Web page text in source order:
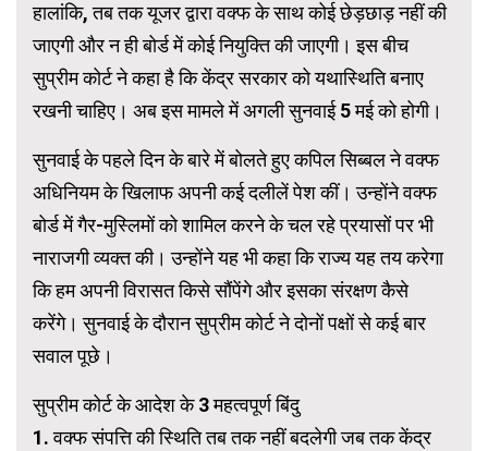
हालांकि, तब तक यूजर द्वारा वक्फ के साथ कोई छेड़छाड़ नहीं की
जाएगी और न ही बोर्ड में कोई नियुक्ति की जाएगी। इस बीच
सुप्रीम कोर्ट ने कहा है कि केंद्र सरकार को यथास्थिति बनाए
रखनी चाहिए। अब इस मामले में अगली सुनवाई 5 मई को होगी।
सुनवाई के पहले दिन के बारे में बोलते हुए कपिल सिब्बल ने वक्फ
अधिनियम के खिलाफ अपनी कई दलीलें पेश कीं। उन्होंने वक्फ
बोर्ड में गैर-मुस्लिमों को शामिल करने के चल रहे प्रयासों पर भी
नाराजगी व्यक्त की। उन्होंने यह भी कहा कि राज्य यह तय करेगा
कि हम अपनी विरासत किसे सौंपेंगे और इसका संरक्षण कैसे
करेंगे। सुनवाई के दौरान सुप्रीम कोर्ट ने दोनों पक्षों से कई बार
सवाल पूछे।
सुप्रीम कोर्ट के आदेश के 3 महत्वपूर्ण बिंदु
1. वक्फ संपत्ति की स्थिति तब तक नहीं बदलेगी जब तक केंद्र